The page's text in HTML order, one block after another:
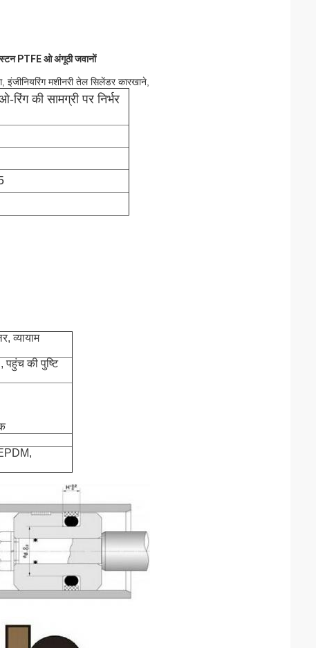
PTFE ओ अंगूठी जवानों
इंजीनियरिंग मशीनरी तेल सिलेंडर कारखाने,
की सामग्री पर निर्भर
व्यायाम
पहुंच की पुष्टि